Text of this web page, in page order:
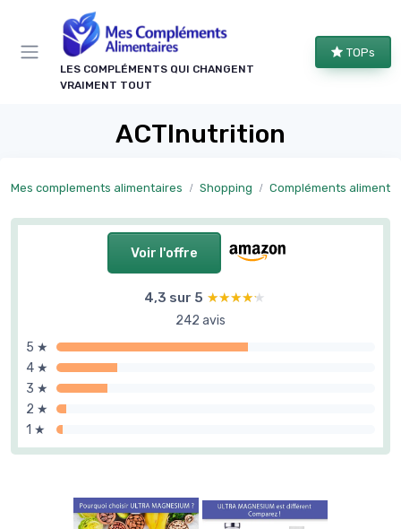
LES COMPLÉMENTS QUI CHANGENT
VRAIMENT TOUT
TOPs
ACTInutrition
Mes complements alimentaires Shopping Compléments alimentaires forme et
Voir l'offre
4,3 sur 5 ★★★★★
★★★★★
242 avis
5 ★
4 ★
3 ★
2 ★
1 ★
Panneau de gestion des cookies